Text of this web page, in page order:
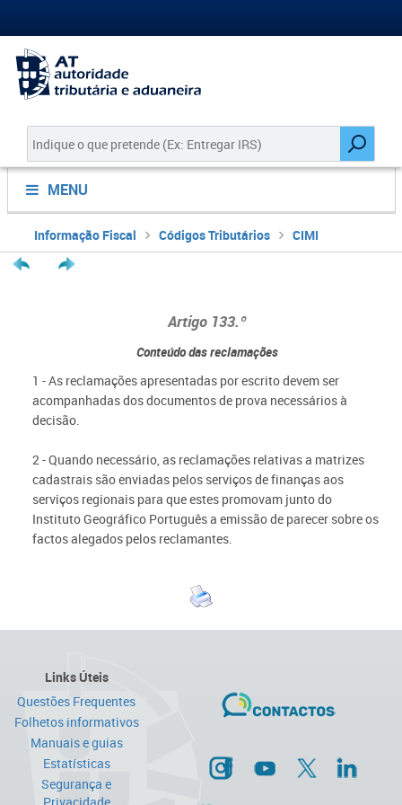
MENU
Informação Fiscal Códigos Tributários CIMI
Artigo 133.º
Conteúdo das reclamações
1 - As reclamações apresentadas por escrito devem ser
acompanhadas dos documentos de prova necessários à
decisão.
2 - Quando necessário, as reclamações relativas a matrizes
cadastrais são enviadas pelos serviços de finanças aos
serviços regionais para que estes promovam junto do
Instituto Geográfico Português a emissão de parecer sobre os
factos alegados pelos reclamantes.
Links Úteis
Questões Frequentes
Folhetos informativos
Manuais e guias
Estatísticas
Segurança e